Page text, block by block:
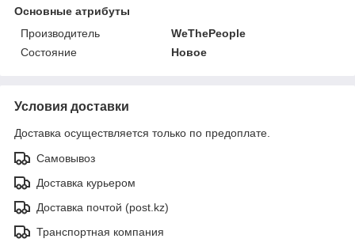
Основные атрибуты
Производитель
WeThePeople
Состояние
Новое
Условия доставки
Доставка осуществляется только по предоплате.
Самовывоз
Доставка курьером
Доставка почтой (post.kz)
Транспортная компания